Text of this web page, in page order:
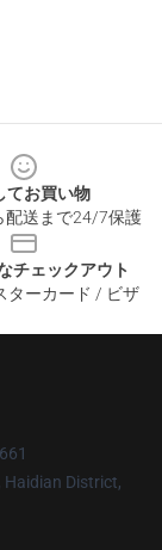
てお買い物
配送まで24/7保護
チェックアウト
ターカード / ビザ
Haidian District,